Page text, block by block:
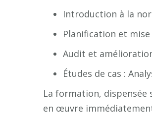
Introduction à la
Planification et
Audit et
Études de cas :
La formation,
en œuvre